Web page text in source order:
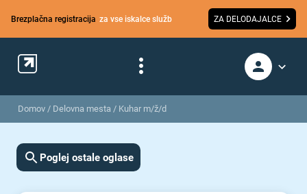
Brezplačna registracija za vse iskalce služb ZA DELODAJALCE
Domov / Delovna mesta / Kuhar m/ž/d
Poglej ostale oglase